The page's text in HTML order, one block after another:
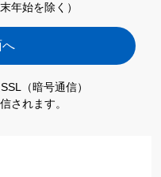
年始を除く）
（暗号通信）
されます。